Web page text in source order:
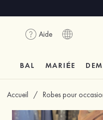
Aide
BAL MARIÉE
Accueil / Robes pour